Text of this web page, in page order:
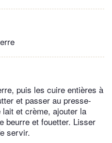
puis les cuire entières à
et passer au presse-
et crème, ajouter la
beurre et fouetter. Lisser
servir.